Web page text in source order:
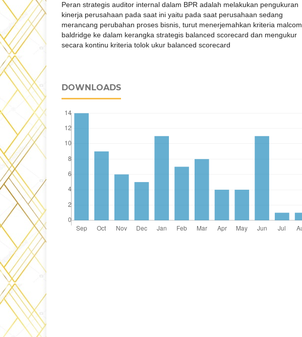
Peran strategis auditor internal dalam BPR adalah melakukan pengukuran
kinerja perusahaan pada saat ini yaitu pada saat perusahaan sedang
merancang perubahan proses bisnis, turut menerjemahkan kriteria malcom
baldridge ke dalam kerangka strategis balanced scorecard dan mengukur
secara kontinu kriteria tolok ukur balanced scorecard
DOWNLOADS